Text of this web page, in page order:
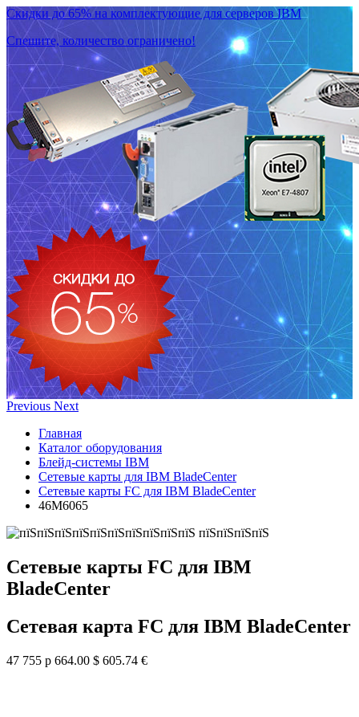
Скидки до 65% на комплектующие для серверов IBM
Спешите, количество ограничено!
Previous Next
Главная
Каталог оборудования
Блейд-системы IBM
Сетевые карты для IBM BladeCenter
Сетевые карты FC для IBM BladeCenter
46M6065
Сетевые карты FC для IBM
BladeCenter
Сетевая карта FC для IBM BladeCenter
47 755 р 664.00 $ 605.74 €